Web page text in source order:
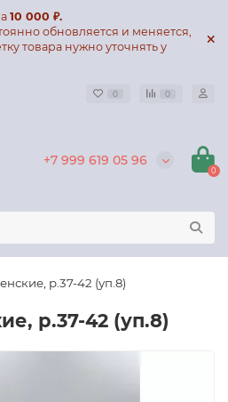
10 000 ₽.
обновляется и меняется,
товара нужно уточнять у
0 0
+7 999 619 05 96
0
р.37-42 (уп.8)
р.37-42 (уп.8)